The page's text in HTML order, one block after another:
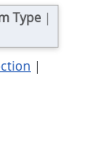
Type |
|